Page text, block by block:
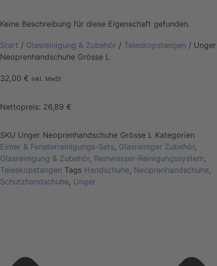
Keine Beschreibung für diese Eigenschaft gefunden.
Start / Glasreinigung & Zubehör / Teleskopstangen / Unger
Neoprenhandschuhe Grösse L
32,00 € inkl. MwSt
Nettopreis: 26,89 €
SKU Unger Neoprenhandschuhe Grösse L Kategorien
Eimer & Fensterreinigungs-Sets, Glasreiniger Zubehör,
Glasreinigung & Zubehör, Reinwasser-Reinigungssystem,
Teleskopstangen Tags Handschuhe, Neoprenhandschuhe,
Schutzhandschuhe, Unger